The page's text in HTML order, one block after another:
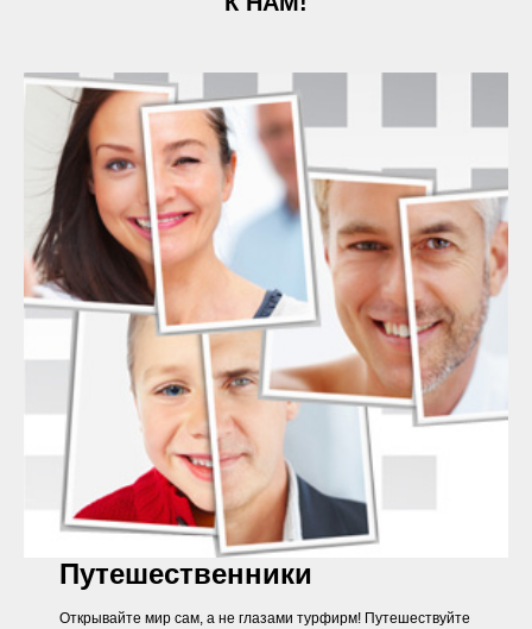
Путешественники
Открывайте мир сам, а не глазами турфирм! Путешествуйте